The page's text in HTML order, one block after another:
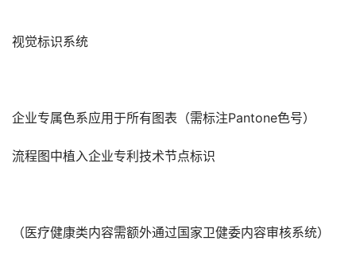
视觉标识系统‌
企业专属色系应用于所有图表（需标注Pantone色号）
流程图中植入企业专利技术节点标识
（医疗健康类内容需额外通过国家卫健委内容审核系统）